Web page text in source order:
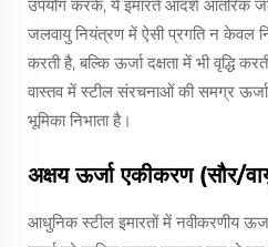
उपयोग करके, ये इमारतें आदर्श आंतरिक
जलवायु नियंत्रण में ऐसी प्रगति न केवल
करती है, बल्कि ऊर्जा दक्षता में भी वृद्धि
वास्तव में स्टील संरचनाओं की समग्र
भूमिका निभाता है।
अक्षय ऊर्जा एकीकरण (सौर/
आधुनिक स्टील इमारतों में नवीकरणीय